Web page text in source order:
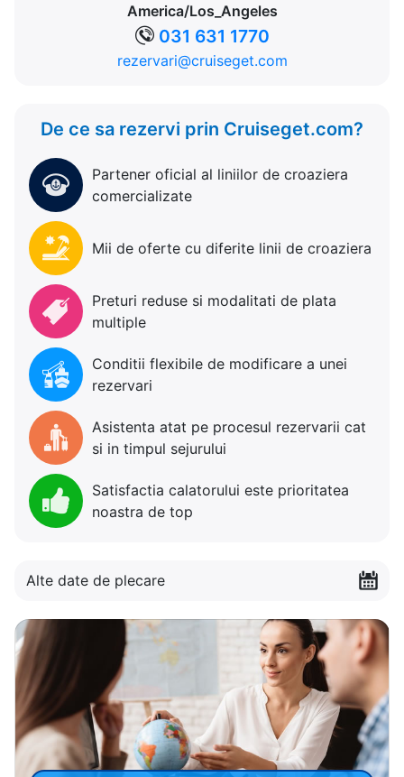
America/Los_Angeles
031 631 1770
rezervari@cruiseget.com
De ce sa rezervi prin Cruiseget.com?
Partener oficial al liniilor de croaziera
comercializate
Mii de oferte cu diferite linii de croaziera
Preturi reduse si modalitati de plata
multiple
Conditii flexibile de modificare a unei
rezervari
Asistenta atat pe procesul rezervarii cat
si in timpul sejurului
Satisfactia calatorului este prioritatea
noastra de top
Alte date de plecare